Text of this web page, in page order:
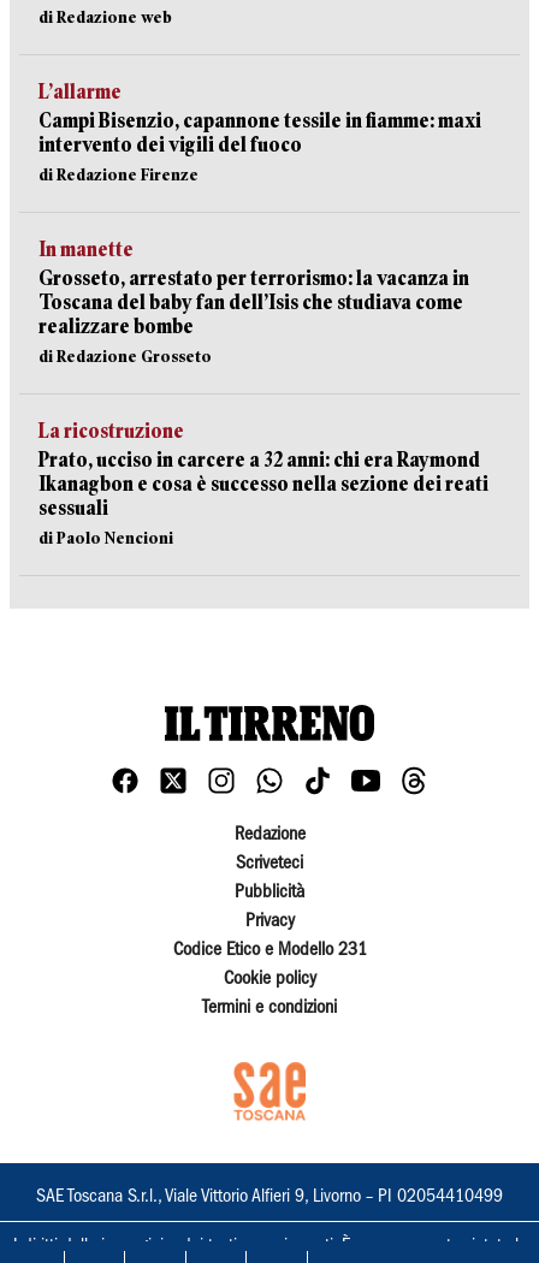
di Redazione web
L’allarme
Campi Bisenzio, capannone tessile in fiamme: maxi
intervento dei vigili del fuoco
di Redazione Firenze
In manette
Grosseto, arrestato per terrorismo: la vacanza in
Toscana del baby fan dell’Isis che studiava come
realizzare bombe
di Redazione Grosseto
La ricostruzione
Prato, ucciso in carcere a 32 anni: chi era Raymond
Ikanagbon e cosa è successo nella sezione dei reati
sessuali
di Paolo Nencioni
Redazione
Scriveteci
Pubblicità
Privacy
Codice Etico e Modello 231
Cookie policy
Termini e condizioni
SAE Toscana S.r.l., Viale Vittorio Alfieri 9, Livorno – PI 02054410499
I diritti delle immagini e dei testi sono riservati. È espressamente vietata la